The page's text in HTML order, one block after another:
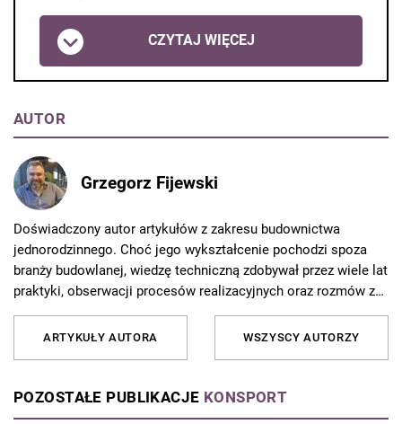
CZYTAJ WIĘCEJ
AUTOR
Grzegorz Fijewski
Doświadczony autor artykułów z zakresu budownictwa
jednorodzinnego. Choć jego wykształcenie pochodzi spoza
branży budowlanej, wiedzę techniczną zdobywał przez wiele lat
praktyki, obserwacji procesów realizacyjnych oraz rozmów z
technologiami budowlanymi, innowacyjnymi materiałami oraz
analizą techniczną i przystępnym językiem, tworząc treści
zrozumiałe zarówno dla inwestorów indywidualnych, jak i
ARTYKUŁY AUTORA WSZYSCY AUTORZY
POZOSTAŁE PUBLIKACJE KONSPORT